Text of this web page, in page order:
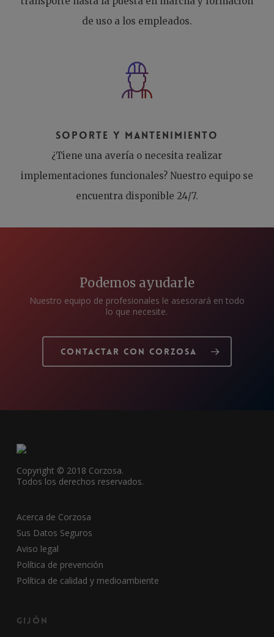
de uso a los empleados.
Soporte y mantenimiento
¿Tiene una avería o necesita realizar
implementaciones funcionales? Nuestro equipo se
encuentra disponible 24/7.
Podemos ayudarle
Nuestro equipo de profesionales le asesorará en todo
lo que necesite.
Contactar con Corzosa
Copyright © 2018 Corzosa.
Todos los derechos reservados.
Acerca de Corzosa
Sus Datos Seguros
Aviso legal
Política de prevención
Política de calidad y medioambiente
Gijón